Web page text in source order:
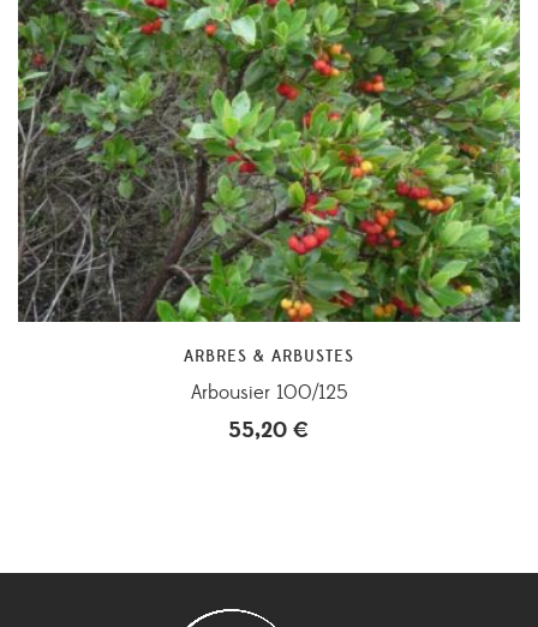
ARBRES & ARBUSTES
Arbousier 100/125
55,20 €